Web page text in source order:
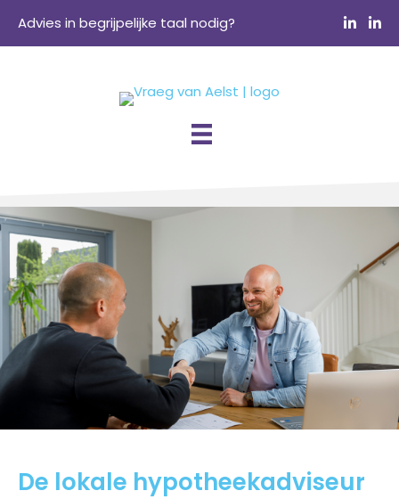
Advies in begrijpelijke taal nodig?
De lokale hypotheekadviseur